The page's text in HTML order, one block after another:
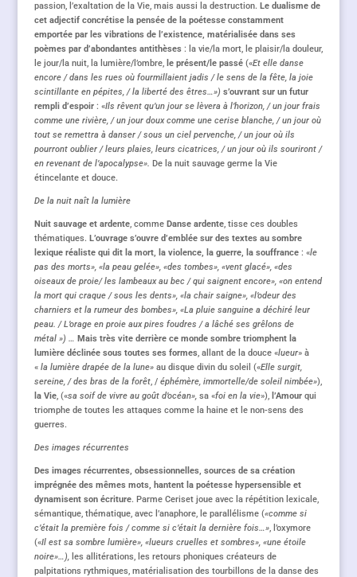
passion, l’exaltation de la Vie, mais aussi la destruction. Le dualisme de
cet adjectif concrétise la pensée de la poétesse constamment
emportée par les vibrations de l’existence, matérialisée dans ses
poèmes par d’abondantes antithèses: la vie/la mort, le plaisir/la douleur,
le jour/la nuit, la lumière/l’ombre, le présent/le passé(«Et elle danse
encore / dans les rues où fourmillaient jadis / le sens de la fête, la joie
scintillante en pépites, / la liberté des êtres…») s’ouvrant sur un futur
rempli d’espoir: «Ils rêvent qu’un jour se lèvera à l’horizon, / un jour frais
comme une rivière, / un jour doux comme une cerise blanche, / un jour où
tout se remettra à danser / sous un ciel pervenche, / un jour où ils
pourront oublier / leurs plaies, leurs cicatrices, / un jour où ils souriront /
en revenant de l’apocalypse». De la nuit sauvage germe la Vie
étincelante et douce.
De la nuit naît la lumière
Nuit sauvage et ardente, comme Danse ardente, tisse ces doubles
thématiques. L’ouvrage s’ouvre d’emblée sur des textes au sombre
lexique réaliste qui dit la mort, la violence, la guerre, la souffrance : «le
pas des morts», «la peau gelée», «des tombes», «vent glacé», «des
oiseaux de proie/ les lambeaux au bec / qui saignent encore», «on entend
la mort qui craque / sous les dents», «la chair saigne», «l’odeur des
charniers et la rumeur des bombes», «La pluie sanguine a déchiré leur
peau. / L’orage en proie aux pires foudres / a lâché ses grêlons de
métal ») … Mais très vite derrière ce monde sombre triomphent la
lumière déclinée sous toutes ses formes, allant de la douce «lueur» à
« la lumière drapée de la lune» au disque divin du soleil («Elle surgit,
sereine, / des bras de la forêt, / éphémère, immortelle/de soleil nimbée»),
la Vie, («sa soif de vivre au goût d’océan»,sa «foi en la vie»), l’Amourqui
triomphe de toutes les attaques comme la haine et le non-sens des
guerres.
Des images récurrentes
Des images récurrentes, obsessionnelles, sources de sa création
imprégnée des mêmes mots, hantent la poétesse hypersensible et
dynamisent son écriture. Parme Ceriset joue avec la répétition lexicale,
sémantique, thématique, avec l’anaphore, le parallélisme («comme si
c’était la première fois / comme si c’était la dernière fois…», l’oxymore
(«Il est sa sombre lumière», «lueurs cruelles et sombres», «une étoile
noire»…), les allitérations, les retours phoniques créateurs de
palpitations rythmiques, matérialisation des tourbillons de la danse des